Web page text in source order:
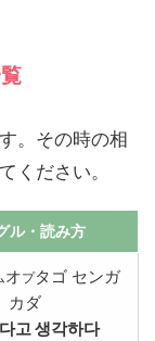
。その時の相
ください。
ル・読み方
オプタゴ センガ
カダ
고 생각하다